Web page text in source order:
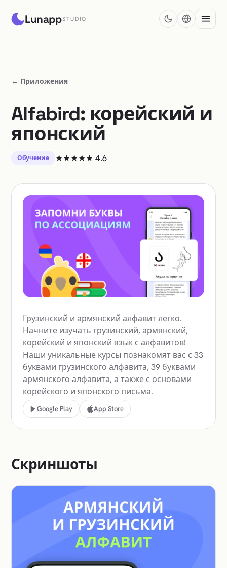
LunappSTUDIO
← Приложения
Alfabird: корейский и
японский
Обучение ★★★★★ 4.6
Грузинский и армянский алфавит легко.
Начните изучать грузинский, армянский,
корейский и японский язык с алфавитов!
Наши уникальные курсы познакомят вас с 33
буквами грузинского алфавита, 39 буквами
армянского алфавита, а также с основами
корейского и японского письма.
Google Play App Store
Скриншоты